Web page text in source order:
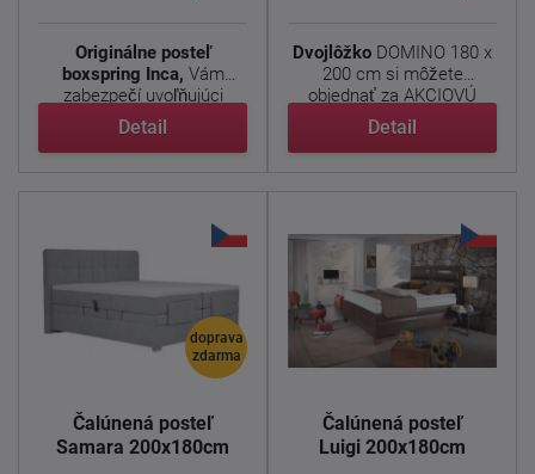
Originálne posteľ
boxspring Inca, Vám
zabezpečí uvoľňujúci
spánok ...
Detail
Dvojlôžko DOMINO 180 x
200 cm si môžete
objednať za AKCIOVÚ
cenu s ...
Detail
doprava
zdarma
Čalúnená posteľ
Samara 200x180cm
Čalúnená posteľ
Luigi 200x180cm